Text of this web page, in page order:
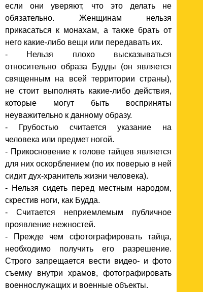
если они уверяют, что это делать не
обязательно. Женщинам нельзя
прикасаться к монахам, а также брать от
него какие-либо вещи или передавать их.
- Нельзя плохо высказываться
относительно образа Будды (он является
священным на всей территории страны),
не стоит выполнять какие-либо действия,
которые могут быть восприняты
неуважительно к данному образу.
- Грубостью считается указание на
человека или предмет ногой.
- Прикосновение к голове тайцев является
для них оскорблением (по их поверью в ней
сидит дух-хранитель жизни человека).
- Нельзя сидеть перед местным народом,
скрестив ноги, как Будда.
- Считается неприемлемым публичное
проявление нежностей.
- Прежде чем сфотографировать тайца,
необходимо получить его разрешение.
Cтрого запрещается вести видео- и фото
съемку внутри храмов, фотографировать
военнослужащих и военные объекты.